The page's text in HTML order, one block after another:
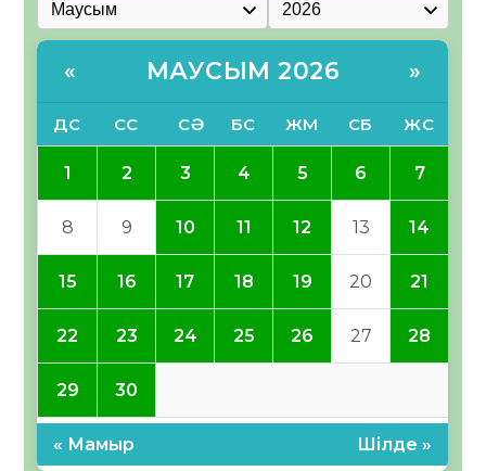
« МАУСЫМ 2026 »
ДС СС СӘ БС ЖМ СБ ЖС
1 2 3 4 5 6 7
8 9 10 11 12 13 14
15 16 17 18 19 20 21
22 23 24 25 26 27 28
29 30
« Мамыр Шілде »